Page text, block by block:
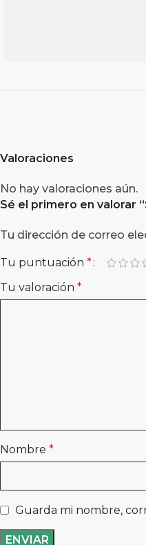
Valoraciones
No hay valoraciones aún.
Sé el primero en valorar
Tu dirección de correo
Tu puntuación *
Tu valoración *
Nombre *
Guarda mi nombre,